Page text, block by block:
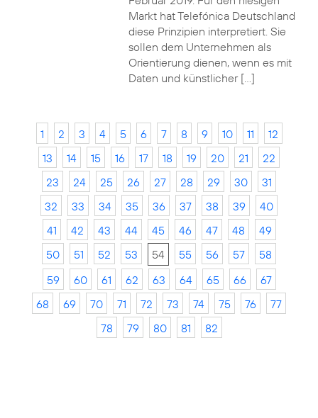
Markt hat Telefónica Deutschland
diese Prinzipien interpretiert. Sie
sollen dem Unternehmen als
Orientierung dienen, wenn es mit
Daten und künstlicher […]
1 2 3 4 5 6 7 8 9 10 11
12
13
14 15 16 17 18 19 20 21
22
23
24 25 26 27 28 29 30
31
32
33 34 35 36 37 38 39
40
41
42 43 44 45 46 47 48
49
50
51 52 53 54 55 56 57
58
59
60 61 62 63 64 65 66
67
68
69 70 71 72 73 74 75 76
77
78
79 80 81 82